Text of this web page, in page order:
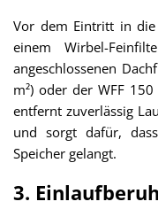
Vor dem Eintritt in die
einem Wirbel-
angeschlossenen
m²) oder der WFF
entfernt zuverlässig
und sorgt dafür,
Speicher gelangt.
3.